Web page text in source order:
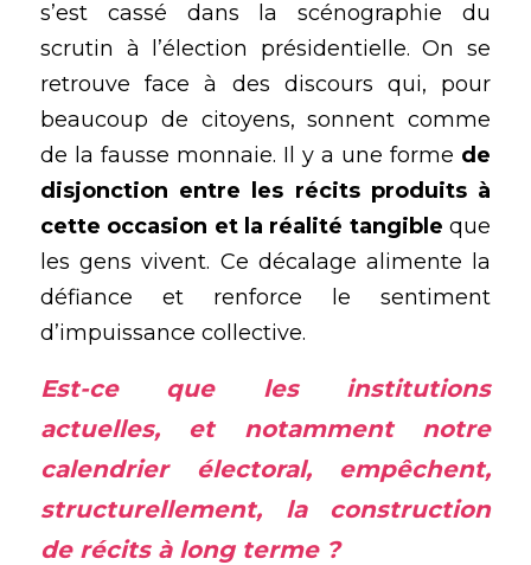
s’est cassé dans la scénographie du
scrutin à l’élection présidentielle. On se
retrouve face à des discours qui, pour
beaucoup de citoyens, sonnent comme
de la fausse monnaie. Il y a une forme de
disjonction entre les récits produits à
cette occasion et la réalité tangible que
les gens vivent. Ce décalage alimente la
défiance et renforce le sentiment
d’impuissance collective.
Est-ce que les institutions
actuelles, et notamment notre
calendrier électoral, empêchent,
structurellement, la construction
de récits à long terme ?